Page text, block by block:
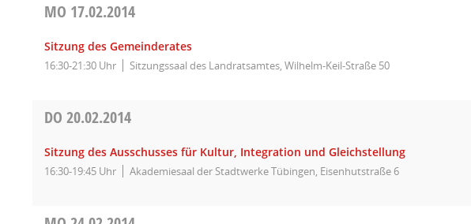
MO 17.02.2014
Sitzung des Gemeinderates
16:30-21:30 Uhr Sitzungssaal des Landratsamtes, Wilhelm-Keil-Straße 50
DO20.02.2014
Sitzung des Ausschusses für Kultur, Integration und Gleichstellung
16:30-19:45 Uhr Akademiesaal der Stadtwerke Tübingen, Eisenhutstraße 6